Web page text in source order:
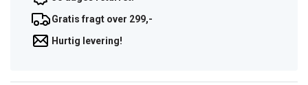
Gratis fragt over 299,-
Hurtig levering!